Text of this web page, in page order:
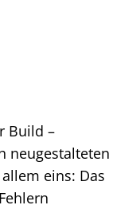
Build –
neugestalteten
eins: Das